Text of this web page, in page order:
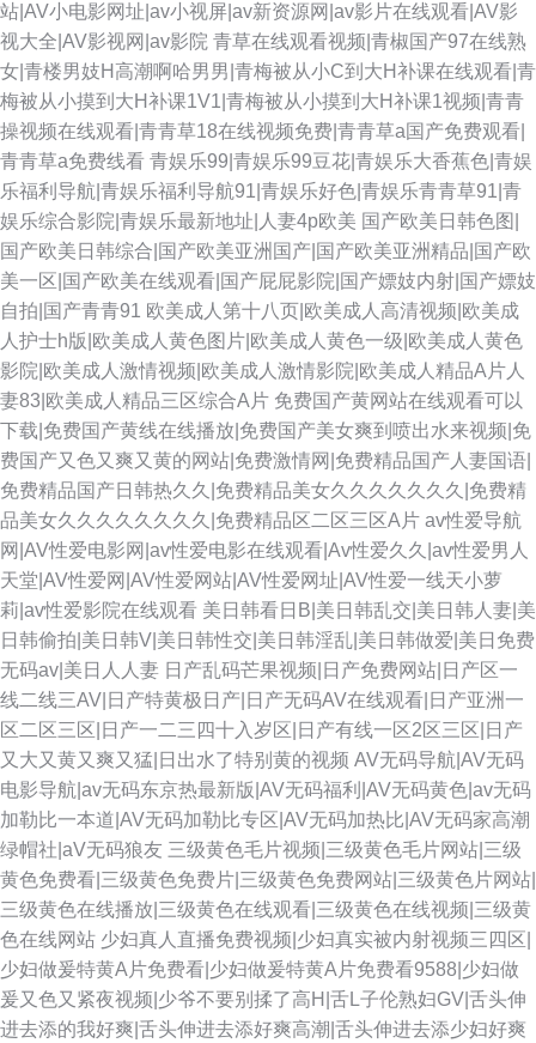
站|AV小电影网址|av小视屏|av新资源网|av影片在线观看|AV影
视大全|AV影视网|av影院 青草在线观看视频|青椒国产97在线熟
女|青楼男妓H高潮啊哈男男|青梅被从小C到大H补课在线观看|青
梅被从小摸到大H补课1V1|青梅被从小摸到大H补课1视频|青青
操视频在线观看|青青草18在线视频免费|青青草a国产免费观看|
青青草a免费线看 青娱乐99|青娱乐99豆花|青娱乐大香蕉色|青娱
乐福利导航|青娱乐福利导航91|青娱乐好色|青娱乐青青草91|青
娱乐综合影院|青娱乐最新地址|人妻4p欧美 国产欧美日韩色图|
国产欧美日韩综合|国产欧美亚洲国产|国产欧美亚洲精品|国产欧
美一区|国产欧美在线观看|国产屁屁影院|国产嫖妓内射|国产嫖妓
自拍|国产青青91 欧美成人第十八页|欧美成人高清视频|欧美成
人护士h版|欧美成人黄色图片|欧美成人黄色一级|欧美成人黄色
影院|欧美成人激情视频|欧美成人激情影院|欧美成人精品A片人
妻83|欧美成人精品三区综合A片 免费国产黄网站在线观看可以
下载|免费国产黄线在线播放|免费国产美女爽到喷出水来视频|免
费国产又色又爽又黄的网站|免费激情网|免费精品国产人妻国语|
免费精品国产日韩热久久|免费精品美女久久久久久久久|免费精
品美女久久久久久久久久|免费精品区二区三区A片 av性爱导航
网|AV性爱电影网|av性爱电影在线观看|Av性爱久久|av性爱男人
天堂|AV性爱网|AV性爱网站|AV性爱网址|AV性爱一线天小萝
莉|av性爱影院在线观看 美日韩看日B|美日韩乱交|美日韩人妻|美
日韩偷拍|美日韩V|美日韩性交|美日韩淫乱|美日韩做爱|美日免费
无码av|美日人人妻 日产乱码芒果视频|日产免费网站|日产区一
线二线三AV|日产特黄极日产|日产无码AV在线观看|日产亚洲一
区二区三区|日产一二三四十入岁区|日产有线一区2区三区|日产
又大又黄又爽又猛|日出水了特别黄的视频 AV无码导航|AV无码
电影导航|av无码东京热最新版|AV无码福利|AV无码黄色|av无码
加勒比一本道|AV无码加勒比专区|AV无码加热比|AV无码家高潮
绿帽社|aV无码狼友 三级黄色毛片视频|三级黄色毛片网站|三级
黄色免费看|三级黄色免费片|三级黄色免费网站|三级黄色片网站|
三级黄色在线播放|三级黄色在线观看|三级黄色在线视频|三级黄
色在线网站 少妇真人直播免费视频|少妇真实被内射视频三四区|
少妇做爰特黄A片免费看|少妇做爰特黄A片免费看9588|少妇做
爰又色又紧夜视频|少爷不要别揉了高H|舌L子伦熟妇GV|舌头伸
进去添的我好爽|舌头伸进去添好爽高潮|舌头伸进去添少妇好爽